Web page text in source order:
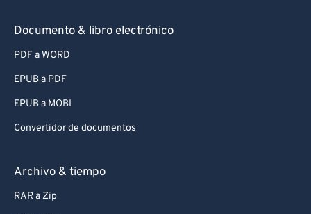
Documento & libro electrónico
PDF a WORD
EPUB a PDF
EPUB a MOBI
Convertidor de documentos
Archivo & tiempo
RAR a Zip